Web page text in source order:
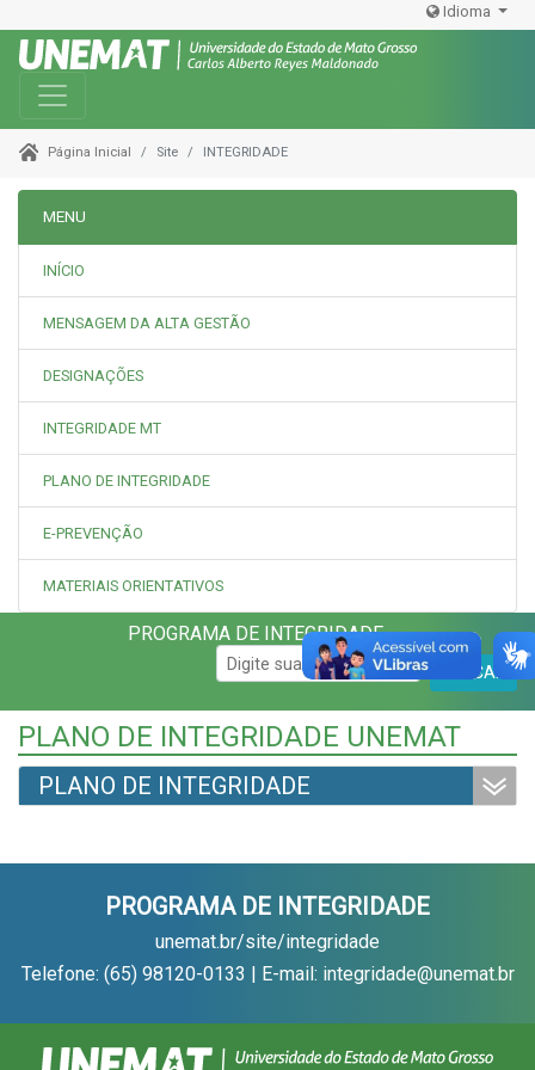
Idioma
Toggle navigation
Página Inicial Site INTEGRIDADE
MENU
INÍCIO
MENSAGEM DA ALTA GESTÃO
DESIGNAÇÕES
INTEGRIDADE MT
PLANO DE INTEGRIDADE
E-PREVENÇÃO
MATERIAIS ORIENTATIVOS
PROGRAMA DE INTEGRIDADE
BUSCAR
PLANO DE INTEGRIDADE UNEMAT
PLANO DE INTEGRIDADE
PROGRAMA DE INTEGRIDADE
unemat.br/site/integridade
Telefone: (65) 98120-0133 | E-mail: integridade@unemat.br